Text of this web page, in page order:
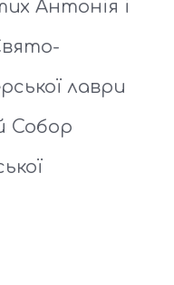
Антонія і
лаври
Собор